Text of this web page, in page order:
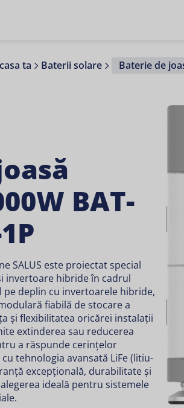
ta Baterii solare Baterie de
BAT-
SALUS este proiectat special
invertoare hibride în cadrul
pe deplin cu invertoarele hibride,
fiabilă de stocare a
și flexibilitatea oricărei instalații
extinderea sau reducerea
a răspunde cerințelor
tehnologia avansată LiFe (litiu-
excepțională, durabilitate și
ideală pentru sistemele